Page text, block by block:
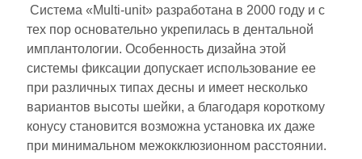
Система «Multi-unit» разработана в 2000 году и с
тех пор основательно укрепилась в дентальной
имплантологии. Особенность дизайна этой
системы фиксации допускает использование ее
при различных типах десны и имеет несколько
вариантов высоты шейки, а благодаря короткому
конусу становится возможна установка их даже
при минимальном межокклюзионном расстоянии.